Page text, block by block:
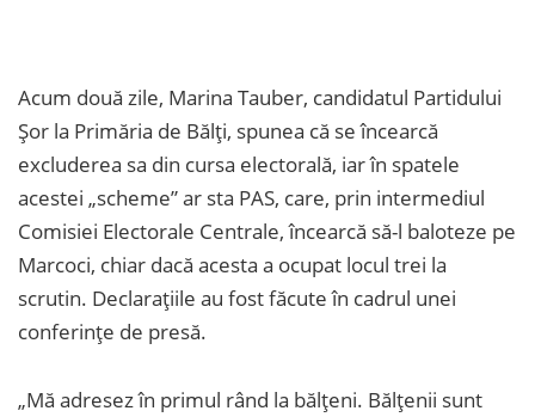
Acum două zile, Marina Tauber, candidatul Partidului
Șor la Primăria de Bălți, spunea că se încearcă
excluderea sa din cursa electorală, iar în spatele
acestei „scheme” ar sta PAS, care, prin intermediul
Comisiei Electorale Centrale, încearcă să-l baloteze pe
Marcoci, chiar dacă acesta a ocupat locul trei la
scrutin. Declarațiile au fost făcute în cadrul unei
conferințe de presă.
„Mă adresez în primul rând la bălțeni. Bălțenii sunt